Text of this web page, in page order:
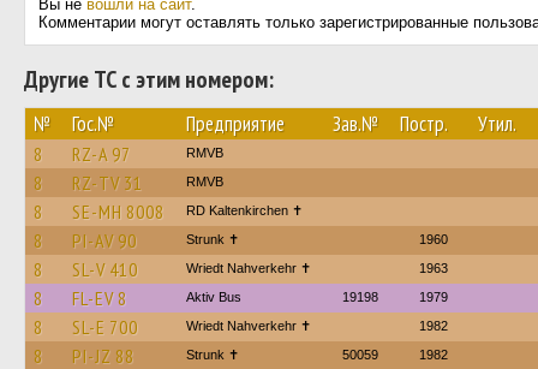
Вы не вошли на сайт.
Комментарии могут оставлять только зарегистрированные
Другие ТС с этим номером:
№ Гос.№ Предприятие Зав.№ Постр. Утил.
8 RZ-A 97 RMVB
8 RZ-TV 31 RMVB
8 SE-MH 8008 RD Kaltenkirchen ✝︎
8 PI-AV 90 Strunk ✝ 1960
8 SL-V 410 Wriedt Nahverkehr ✝︎ 1963
8 FL-EV 8 Aktiv Bus 19198 1979
8 SL-E 700 Wriedt Nahverkehr ✝︎ 1982
8 PI-JZ 88 Strunk ✝ 50059 1982